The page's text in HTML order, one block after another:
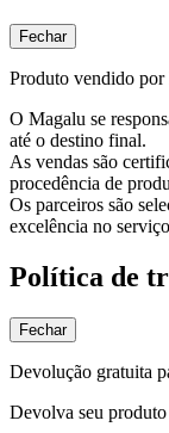
Fechar
Produto vendido por
O Magalu se
até o destino final.
As vendas são
procedência de
Os parceiros são
excelência no
Política de
Fechar
Devolução gratuita
Devolva seu